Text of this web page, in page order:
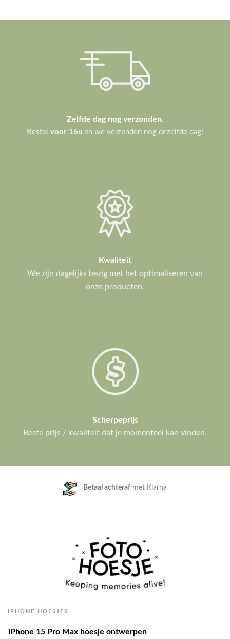
Zelfde dag nog verzonden.
Bestel voor 16u en we verzenden nog dezelfde dag!
Kwaliteit
We zijn dagelijks bezig met het optimaliseren van
onze producten.
Scherpeprijs
Beste prijs / kwaliteit dat je momenteel kan vinden.
Klanten geven ons een9.3/10
IPHONE HOESJES
iPhone 15 Pro Max hoesje ontwerpen